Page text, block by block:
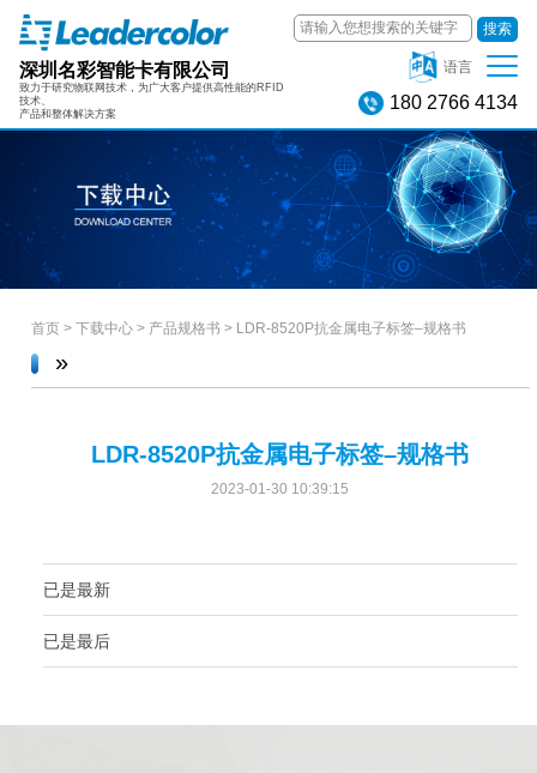
深圳名彩智能卡有限公司
致力于研究物联网技术，为广大客户提供高性能的RFID
技术、
产品和整体解决方案
搜索
语言
180 2766 4134
首页> 下载中心> 产品规格书 > LDR-8520P抗金属电子标签–规格书
»
LDR-8520P抗金属电子标签–规格书
2023-01-30 10:39:15
已是最新
已是最后